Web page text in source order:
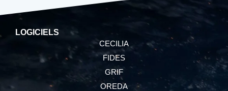
LOGICIELS
CECILIA
FIDES
GRIF
OREDA